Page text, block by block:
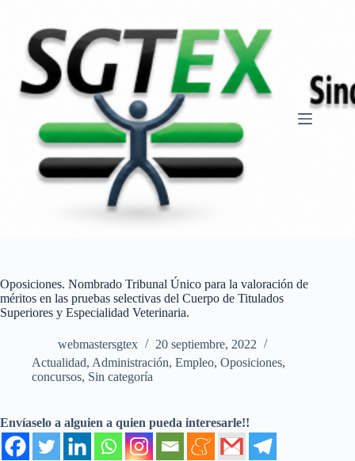
contenido
Oposiciones. Nombrado Tribunal Único para la valoración de
méritos en las pruebas selectivas del Cuerpo de Titulados
Superiores y Especialidad Veterinaria.
webmastersgtex
20 septiembre, 2022
Actualidad, Administración, Empleo, Oposiciones,
concursos, Sin categoría
Envíaselo a alguien a quien pueda interesarle!!